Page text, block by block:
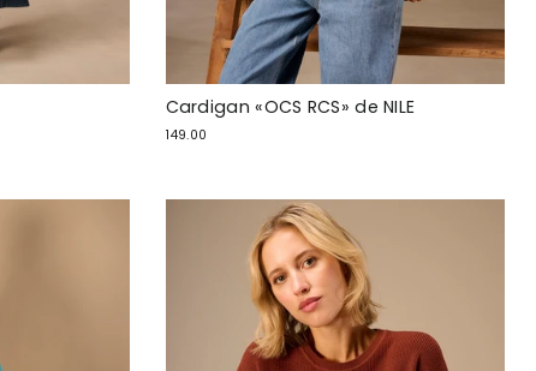
Cardigan «OCS RCS» de NILE
149.00